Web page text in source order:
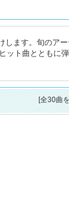
します。旬のア
ット曲とともに
[全30曲